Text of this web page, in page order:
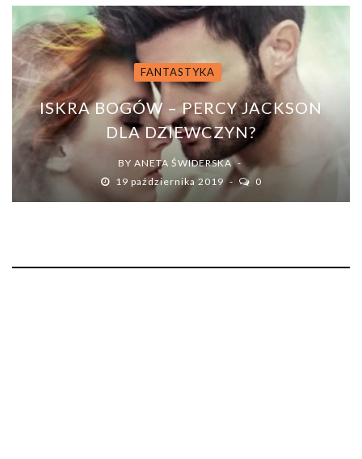
FANTASTYKA
ISKRA BOGÓW – PERCY JACKSON
DLA DZIEWCZYN?
BY ANETA ŚWIDERSKA
19 października 2019
0